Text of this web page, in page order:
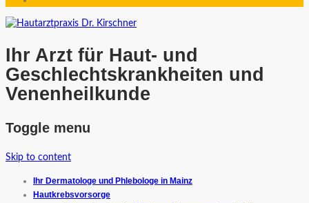
Ihr Arzt für Haut- und
Geschlechtskrankheiten und
Venenheilkunde
Toggle menu
Skip to content
Ihr Dermatologe und Phlebologe in Mainz
Hautkrebsvorsorge